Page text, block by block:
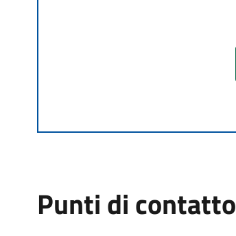
Punti di contatto